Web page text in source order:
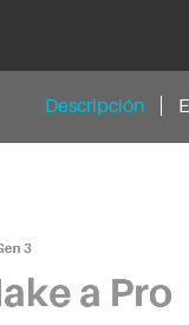
Descripción